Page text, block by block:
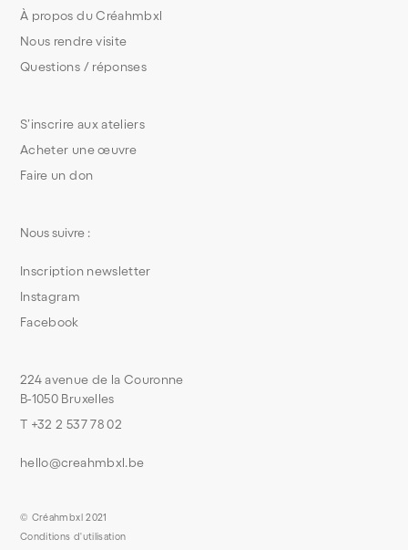
S’inscrire aux ateliers
Acheter une œuvre
Faire un don
À propos du Créahmbxl
Nous rendre visite
Questions / réponses
224 avenue de la Couronne
B-1050 Bruxelles
T +32 2 537 78 02
hello@creahmbxl.be
Nous suivre :
Inscription newsletter
Instagram
Facebook
© Créahmbxl 2021
Conditions d'utilisation